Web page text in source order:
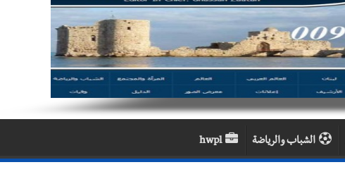
الشباب والرياضة hwpl